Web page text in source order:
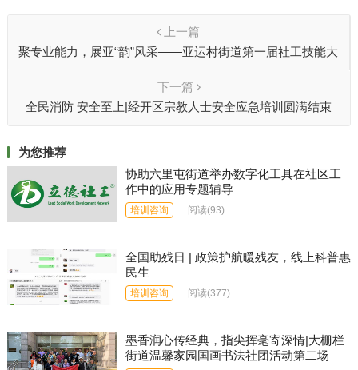
上一篇
聚专业能力，展亚“韵”风采——亚运村街道第一届社工技能大
下一篇
全民消防 安全至上|经开区宗教人士安全应急培训圆满结束
为您推荐
协助六里屯街道举办数字化工具在社区工
作中的应用专题辅导
培训咨询 阅读(93)
全国助残日 | 政策护航暖残友，线上科普惠
民生
培训咨询 阅读(377)
墨香润心传经典，指尖挥毫寄深情|大栅栏
街道温馨家园国画书法社团活动第二场